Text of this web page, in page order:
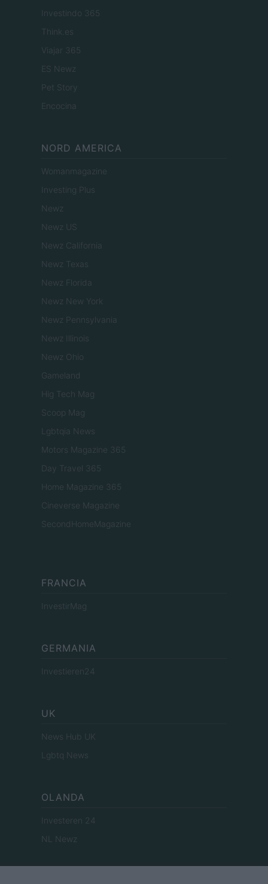
Investindo 365
Think.es
Viajar 365
ES Newz
Pet Story
Encocina
NORD AMERICA
Womanmagazine
Investing Plus
Newz
Newz US
Newz California
Newz Texas
Newz Florida
Newz New York
Newz Pennsylvania
Newz Illinois
Newz Ohio
Gameland
Hig Tech Mag
Scoop Mag
Lgbtqia News
Motors Magazine 365
Day Travel 365
Home Magazine 365
Cineverse Magazine
SecondHomeMagazine
FRANCIA
InvestirMag
GERMANIA
Investieren24
UK
News Hub UK
Lgbtq News
OLANDA
Investeren 24
NL Newz